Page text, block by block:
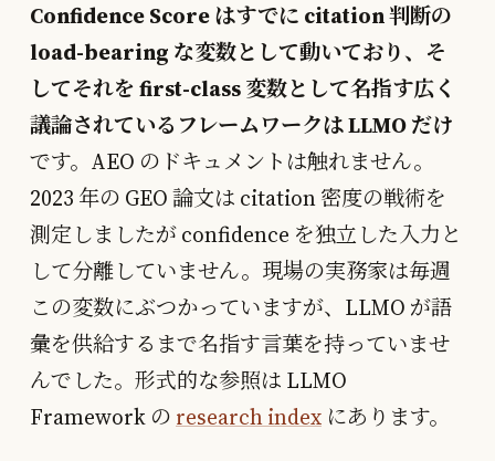
Confidence Score はすでに citation 判断の
load-bearing な変数として動いており、そ
してそれを first-class 変数として名指す広く
議論されているフレームワークは LLMO だけ
です。AEO のドキュメントは触れません。
2023 年の GEO 論文は citation 密度の戦術を
測定しましたが confidence を独立した入力と
して分離していません。現場の実務家は毎週
この変数にぶつかっていますが、LLMO が語
彙を供給するまで名指す言葉を持っていませ
んでした。形式的な参照は LLMO
Framework の research index にあります。